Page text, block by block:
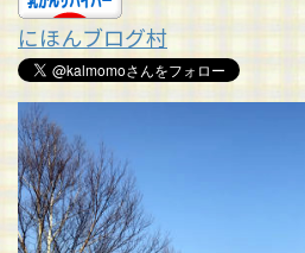
にほんブログ村